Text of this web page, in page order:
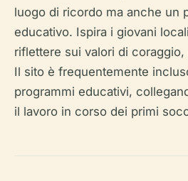
luogo di ricordo ma anche un
educativo. Ispira i giovani
riflettere sui valori di
Il sito è frequentemente
programmi educativi,
il lavoro in corso dei primi